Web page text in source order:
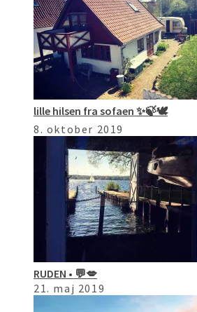
lille hilsen fra sofaen ✨🍃🕊
8. oktober 2019
RUDEN • 💬💋
21. maj 2019